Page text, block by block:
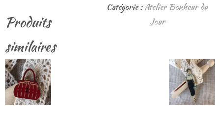
Fillette
Catégorie :Atelier Bonheur du
Jour
Produits
similaires